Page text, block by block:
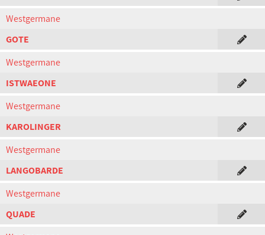
Westgermane
GOTE
Westgermane
ISTWAEONE
Westgermane
KAROLINGER
Westgermane
LANGOBARDE
Westgermane
QUADE